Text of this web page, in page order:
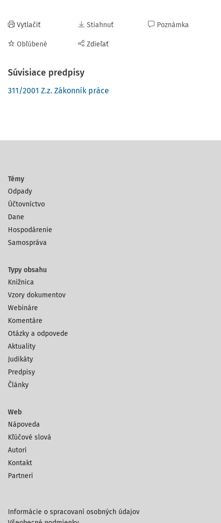
Vytlačiť
Obľúbené
Stiahnuť
Zdieľať
Poznámka
Súvisiace predpisy
311/2001 Z.z. Zákonník práce
Témy
Odpady
Účtovníctvo
Dane
Hospodárenie
Samospráva
Typy obsahu
Knižnica
Vzory dokumentov
Webináre
Komentáre
Otázky a odpovede
Aktuality
Judikáty
Predpisy
Články
Web
Nápoveda
Kľúčové slová
Autori
Kontakt
Partneri
Informácie o spracovaní osobných údajov